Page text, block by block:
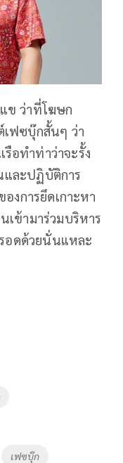
ข ว่าที่โฆษก
เฟซบุ๊กสั้นๆ ว่า
อทำท่าว่าจะรั้ง
และปฏิบัติการ
งการยึดเกาะหา
เข้ามาร่วมบริหาร
อดด้วยนั่นแหละ
เฟซบุ๊ก